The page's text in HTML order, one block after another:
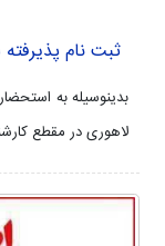
ثبت نام
لاهوری در مقطع